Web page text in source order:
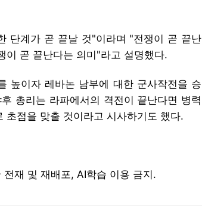
단계가 곧 끝날 것"이라며 "전쟁이 곧 끝난
이 곧 끝난다는 의미"라고 설명했다.
높이자 레바논 남부에 대한 군사작전을 승
총리는 라파에서의 격전이 끝난다면 병력
초점을 맞출 것이라고 시사하기도 했다.
재 및 재배포, AI학습 이용 금지.